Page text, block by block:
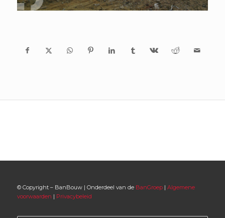
© Copyright – BanBouw | Onderdeel van de BanGroep| Algemene
voorwaarden | Privacybeleid